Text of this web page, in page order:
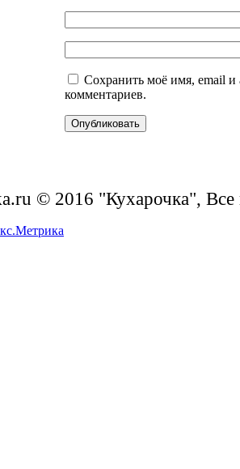
Сохранить моё имя, email и
комментариев.
© 2016 "Кухарочка",